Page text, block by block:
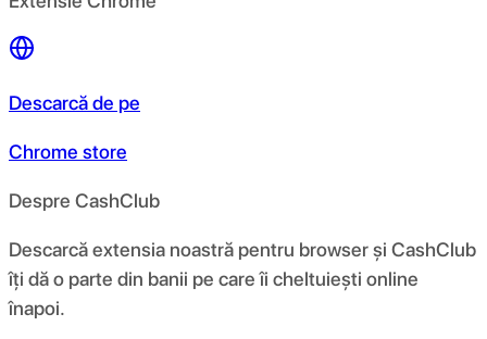
Descarcă de pe
Chrome store
Despre CashClub
Descarcă extensia noastră pentru browser și CashClub
îți dă o parte din banii pe care îi cheltuiești online
înapoi.